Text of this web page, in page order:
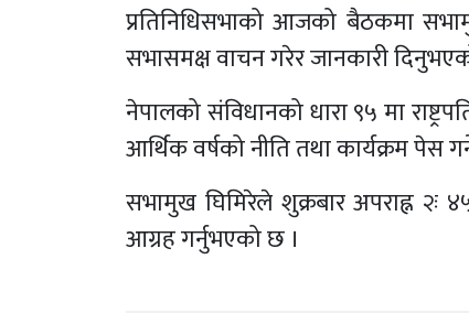
प्रतिनिधिसभाको आजको बैठकमा
सभासमक्ष वाचन गरेर जानकारी
नेपालको संविधानको धारा ९५ मा
आर्थिक वर्षको नीति तथा कार्यक्रम पेस
सभामुख घिमिरेले शुक्रबार अपराह्न २ः
आग्रह गर्नुभएको छ ।